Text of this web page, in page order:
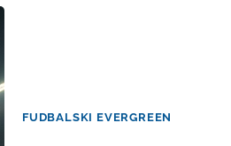
FUDBALSKI EVERGREEN